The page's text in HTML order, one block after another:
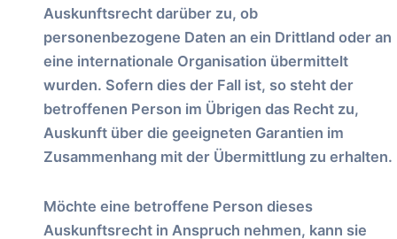
Auskunftsrecht darüber zu, ob
personenbezogene Daten an ein Drittland oder an
eine internationale Organisation übermittelt
wurden. Sofern dies der Fall ist, so steht der
betroffenen Person im Übrigen das Recht zu,
Auskunft über die geeigneten Garantien im
Zusammenhang mit der Übermittlung zu erhalten.
Möchte eine betroffene Person dieses
Auskunftsrecht in Anspruch nehmen, kann sie